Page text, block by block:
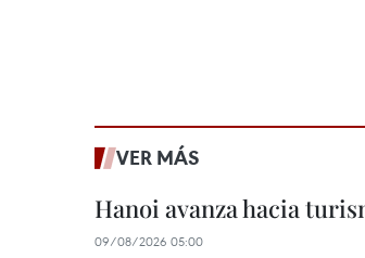
VER MÁS
Hanoi avanza hacia
09/08/2026 05:00